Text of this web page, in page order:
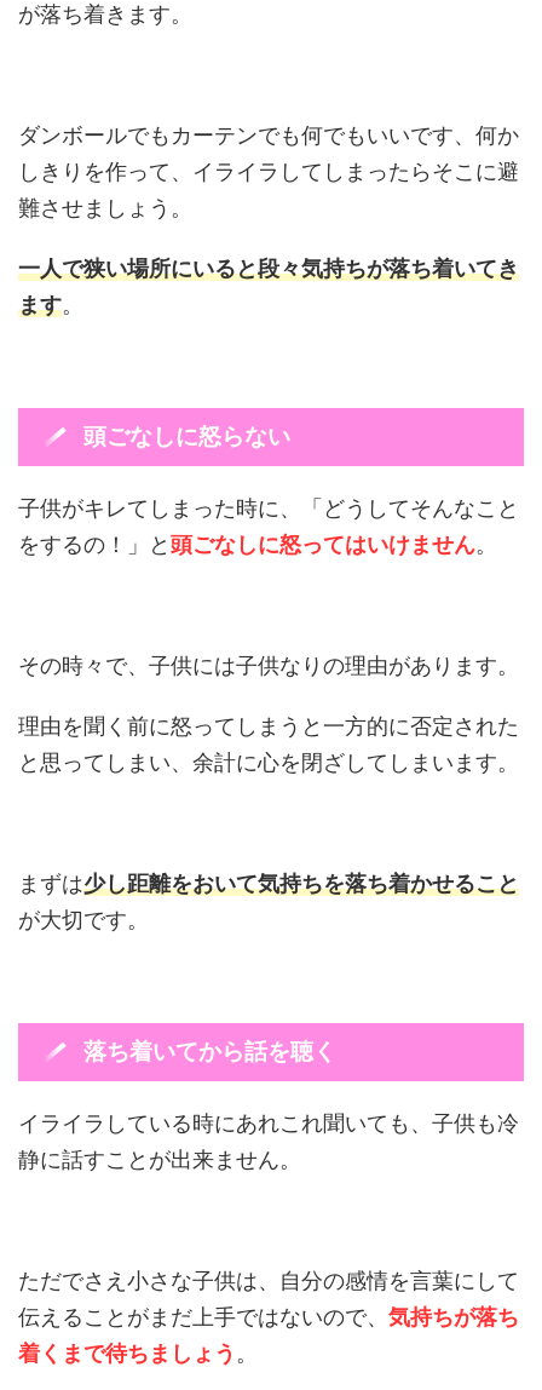
が落ち着きます。
ダンボールでもカーテンでも何でもいいです、何か
しきりを作って、イライラしてしまったらそこに避
難させましょう。
一人で狭い場所にいると段々気持ちが落ち着いてき
ます。
頭ごなしに怒らない
子供がキレてしまった時に、「どうしてそんなこと
をするの！」と頭ごなしに怒ってはいけません。
その時々で、子供には子供なりの理由があります。
理由を聞く前に怒ってしまうと一方的に否定された
と思ってしまい、余計に心を閉ざしてしまいます。
まずは少し距離をおいて気持ちを落ち着かせること
が大切です。
落ち着いてから話を聴く
イライラしている時にあれこれ聞いても、子供も冷
静に話すことが出来ません。
ただでさえ小さな子供は、自分の感情を言葉にして
伝えることがまだ上手ではないので、 気持ちが落ち
着くまで待ちましょう 。